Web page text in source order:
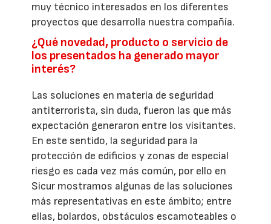
muy técnico interesados en los diferentes
proyectos que desarrolla nuestra compañía.
¿Qué novedad, producto o servicio de
los presentados ha generado mayor
interés?
Las soluciones en materia de seguridad
antiterrorista, sin duda, fueron las que más
expectación generaron entre los visitantes.
En este sentido, la seguridad para la
protección de edificios y zonas de especial
riesgo es cada vez más común, por ello en
Sicur mostramos algunas de las soluciones
más representativas en este ámbito; entre
ellas, bolardos, obstáculos escamoteables o